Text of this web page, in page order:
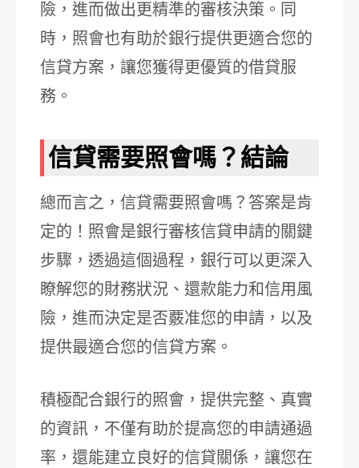
險，進而做出更精準的審核決策。同
時，照會也有助於銀行提供更適合您的
信貸方案，讓您獲得更優質的借貸服
務。
信貸需要照會嗎？結論
總而言之，信貸需要照會嗎？答案是肯
定的！照會是銀行審核信貸申請的關鍵
步驟，透過這個過程，銀行可以更深入
瞭解您的財務狀況、還款能力和信用風
險，進而決定是否覈准您的申請，以及
提供最適合您的信貸方案。
積極配合銀行的照會，提供完整、真實
的資訊，不僅有助於提高您的申請通過
率，還能建立良好的信貸關係，讓您在